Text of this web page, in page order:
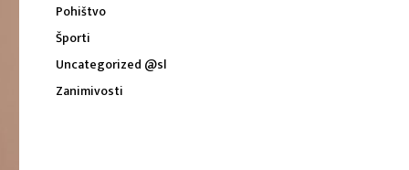
Pohištvo
Športi
Uncategorized @sl
Zanimivosti